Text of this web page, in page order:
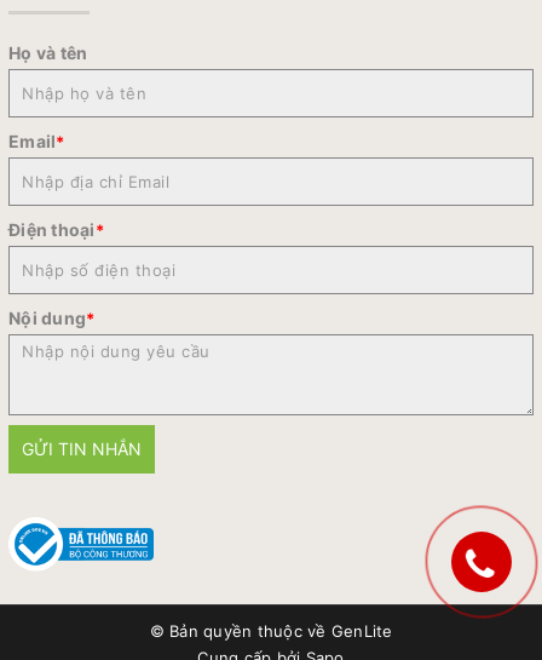
Họ và tên
Email*
Điện thoại*
Nội dung*
GỬI TIN NHẮN
© Bản quyền thuộc về GenLite